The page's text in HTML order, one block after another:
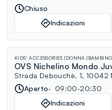
Chiuso
Indicazioni
KIDS' ACCESSORIES DONNA BAMBINO
OVS Nichelino Mondo
Strada Debouchè, 1, 10042
Aperto
09:00-20:30
Indicazioni